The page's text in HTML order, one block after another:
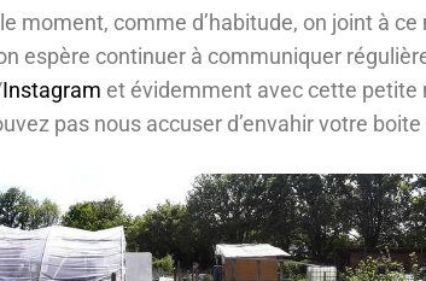
moment, comme d’habitude, on joint à
espère continuer à communiquer
Instagram et évidemment avec cette
pas nous accuser d’envahir votre boite